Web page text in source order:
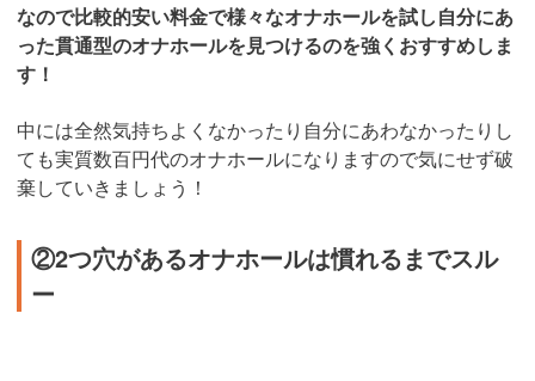
なので比較的安い料金で様々なオナホールを試し自分にあ
った貫通型のオナホールを見つけるのを強くおすすめしま
す！
中には全然気持ちよくなかったり自分にあわなかったりし
ても実質数百円代のオナホールになりますので気にせず破
棄していきましょう！
②2つ穴があるオナホールは慣れるまでスル
ー